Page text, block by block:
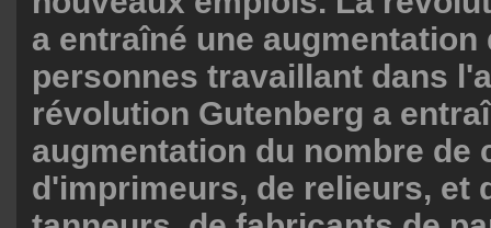
a entraîné une augmentation
personnes travaillant dans
révolution Gutenberg a
augmentation du nombre de
d'imprimeurs, de relieurs, et